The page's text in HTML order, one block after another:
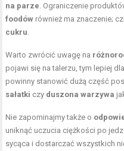
na parze . Ograniczenie
foodów również ma znaczenie;
cukru
Warto zwrócić uwagę na
pojawi się na talerzu, tym lepiej
powinny stanowić dużą część
sałatki czy duszona warzywa
Nie zapominajmy także o
uniknąć uczucia ciężkości po
sycąca i dostarczać wszystkich